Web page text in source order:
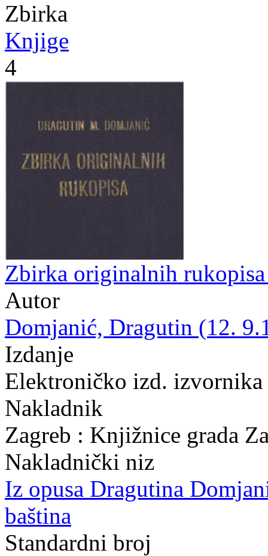
Zbirka
Knjige
4
Zbirka originalnih
Autor
Domjanić, Dragutin (12.
Izdanje
Elektroničko izd. izvornika
Nakladnik
Zagreb : Knjižnice grada
Nakladnički niz
Iz opusa Dragutina
baština
Standardni broj